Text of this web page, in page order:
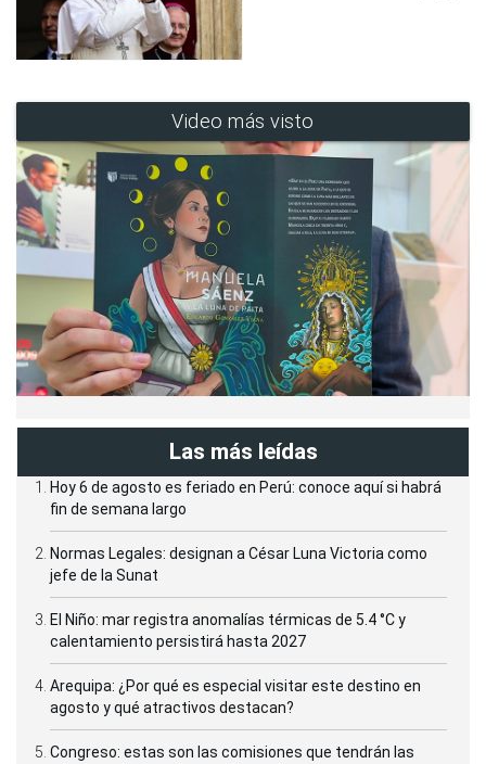
Video más visto
Las más leídas
Hoy 6 de agosto es feriado en Perú: conoce aquí si habrá
fin de semana largo
Normas Legales: designan a César Luna Victoria como
jefe de la Sunat
El Niño: mar registra anomalías térmicas de 5.4 °C y
calentamiento persistirá hasta 2027
Arequipa: ¿Por qué es especial visitar este destino en
agosto y qué atractivos destacan?
Congreso: estas son las comisiones que tendrán las